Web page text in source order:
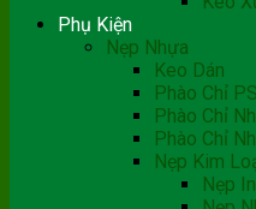
Phụ Kiện
Nẹp Nhựa
Keo Dán
Phào Chỉ PS
Phào Chỉ
Phào Chỉ
Nẹp Kim
Nẹp